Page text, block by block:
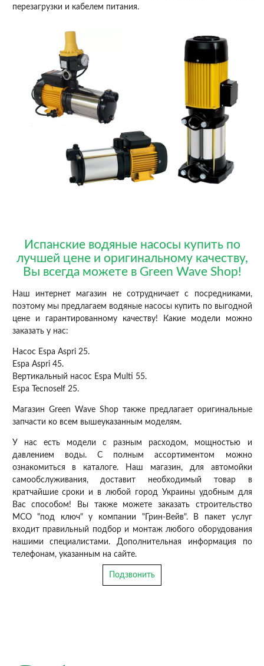
перезагрузки и кабелем питания.
Испанские водяные насосы купить по
лучшей цене и оригинальному качеству,
Вы всегда можете в Green Wave Shop!
Наш интернет магазин не сотрудничает с посредниками,
поэтому мы предлагаем водяные насосы купить по выгодной
цене и гарантированному качеству! Какие модели можно
заказать у нас:
Насос Espa Aspri 25.
Espa Aspri 45.
Вертикальный насос Espa Multi 55.
Espa Tecnoself 25.
Магазин Green Wave Shop также предлагает оригинальные
запчасти ко всем вышеуказанным моделям.
У нас есть модели с разным расходом, мощностью и
давлением воды. С полным ассортиментом можно
ознакомиться в каталоге. Наш магазин, для автомойки
самообслуживания, доставит необходимый товар в
кратчайшие сроки и в любой город Украины удобным для
Вас способом! Вы также можете заказать строительство
МСО "под ключ" у компании "Грин-Вейв". В пакет услуг
входит правильный подбор и монтаж любого оборудования
нашими специалистами. Дополнительная информация по
телефонам, указанным на сайте.
Подзвонить